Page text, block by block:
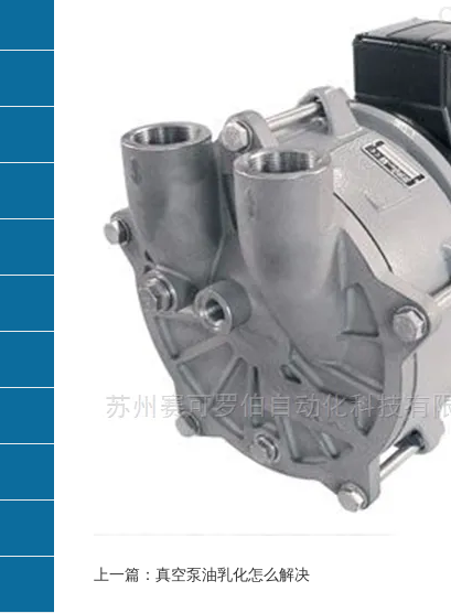
上一篇： 真空泵油乳化怎么解决